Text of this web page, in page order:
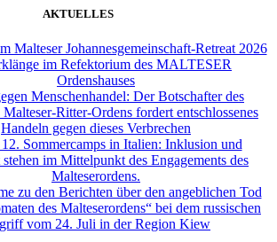
AKTUELLES
Malteser Johannesgemeinschaft-Retreat 2026
im Refektorium des MALTESER
Ordenshauses
Menschenhandel: Der Botschafter des
Malteser-Ritter-Ordens fordert entschlossenes
Handeln gegen dieses Verbrechen
12. Sommercamps in Italien: Inklusion und
im Mittelpunkt des Engagements des
Malteserordens.
zu den Berichten über den angeblichen Tod
des Malteserordens“ bei dem russischen
vom 24. Juli in der Region Kiew